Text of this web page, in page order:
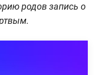
родов запись о